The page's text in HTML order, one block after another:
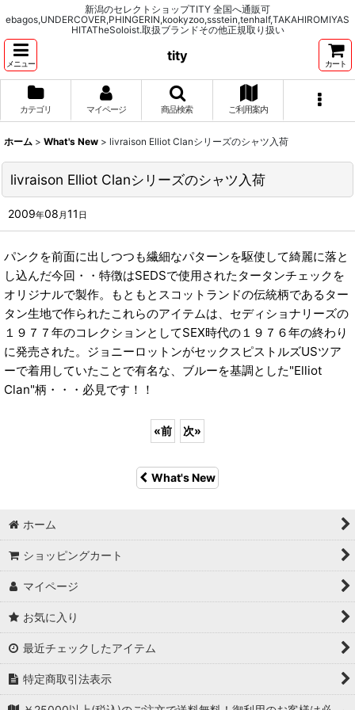
新潟のセレクトショップTITY 全国へ通販可
ebagos,UNDERCOVER,PHINGERIN,kookyzoo,ssstein,tenhalf,TAKAHIROMIYAS
HITATheSoloist.取扱ブランドその他正規取り扱い
メニュー
tity
カート
カテゴリ マイページ 商品検索 ご利用案内
ホーム > What's New > livraison Elliot Clanシリーズのシャツ入荷
livraison Elliot Clanシリーズのシャツ入荷
2009年08 月11 日
パンクを前面に出しつつも繊細なパターンを駆使して綺麗に落と
し込んだ今回・・特徴はSEDSで使用されたタータンチェックを
オリジナルで製作。もともとスコットランドの伝統柄であるター
タン生地で作られたこれらのアイテムは、セディショナリーズの
１９７７年のコレクションとしてSEX時代の１９７６年の終わり
に発売された。ジョニーロットンがセックスピストルズUSツア
ーで着用していたことで有名な、ブルーを基調とした"Elliot
Clan"柄・・・必見です！！
«前 次»
What's New
ホーム
ショッピングカート
マイページ
お気に入り
最近チェックしたアイテム
特定商取引法表示